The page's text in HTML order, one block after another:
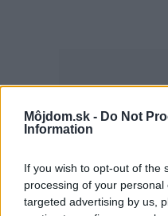
Môjdom.sk - Do Not
Information
If you wish to opt-out of the
processing of your
targeted advertising by us,
Deti odrástli, rodičia
seba. V novom